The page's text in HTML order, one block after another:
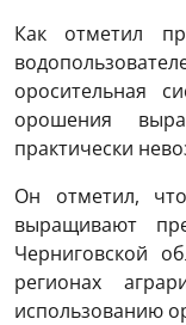
Как отметил
оросительная
орошения
практически
Он отметил,
выращивают
Черниговской
регионах
использованию